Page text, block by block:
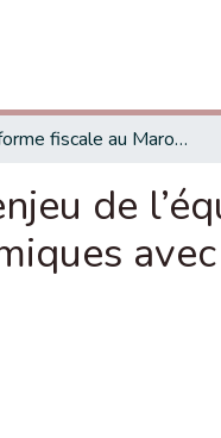
La réforme fiscale au Maroc entre l’enjeu de l’équilibre financier et le développement des relations économiques avec l’union européenne
de